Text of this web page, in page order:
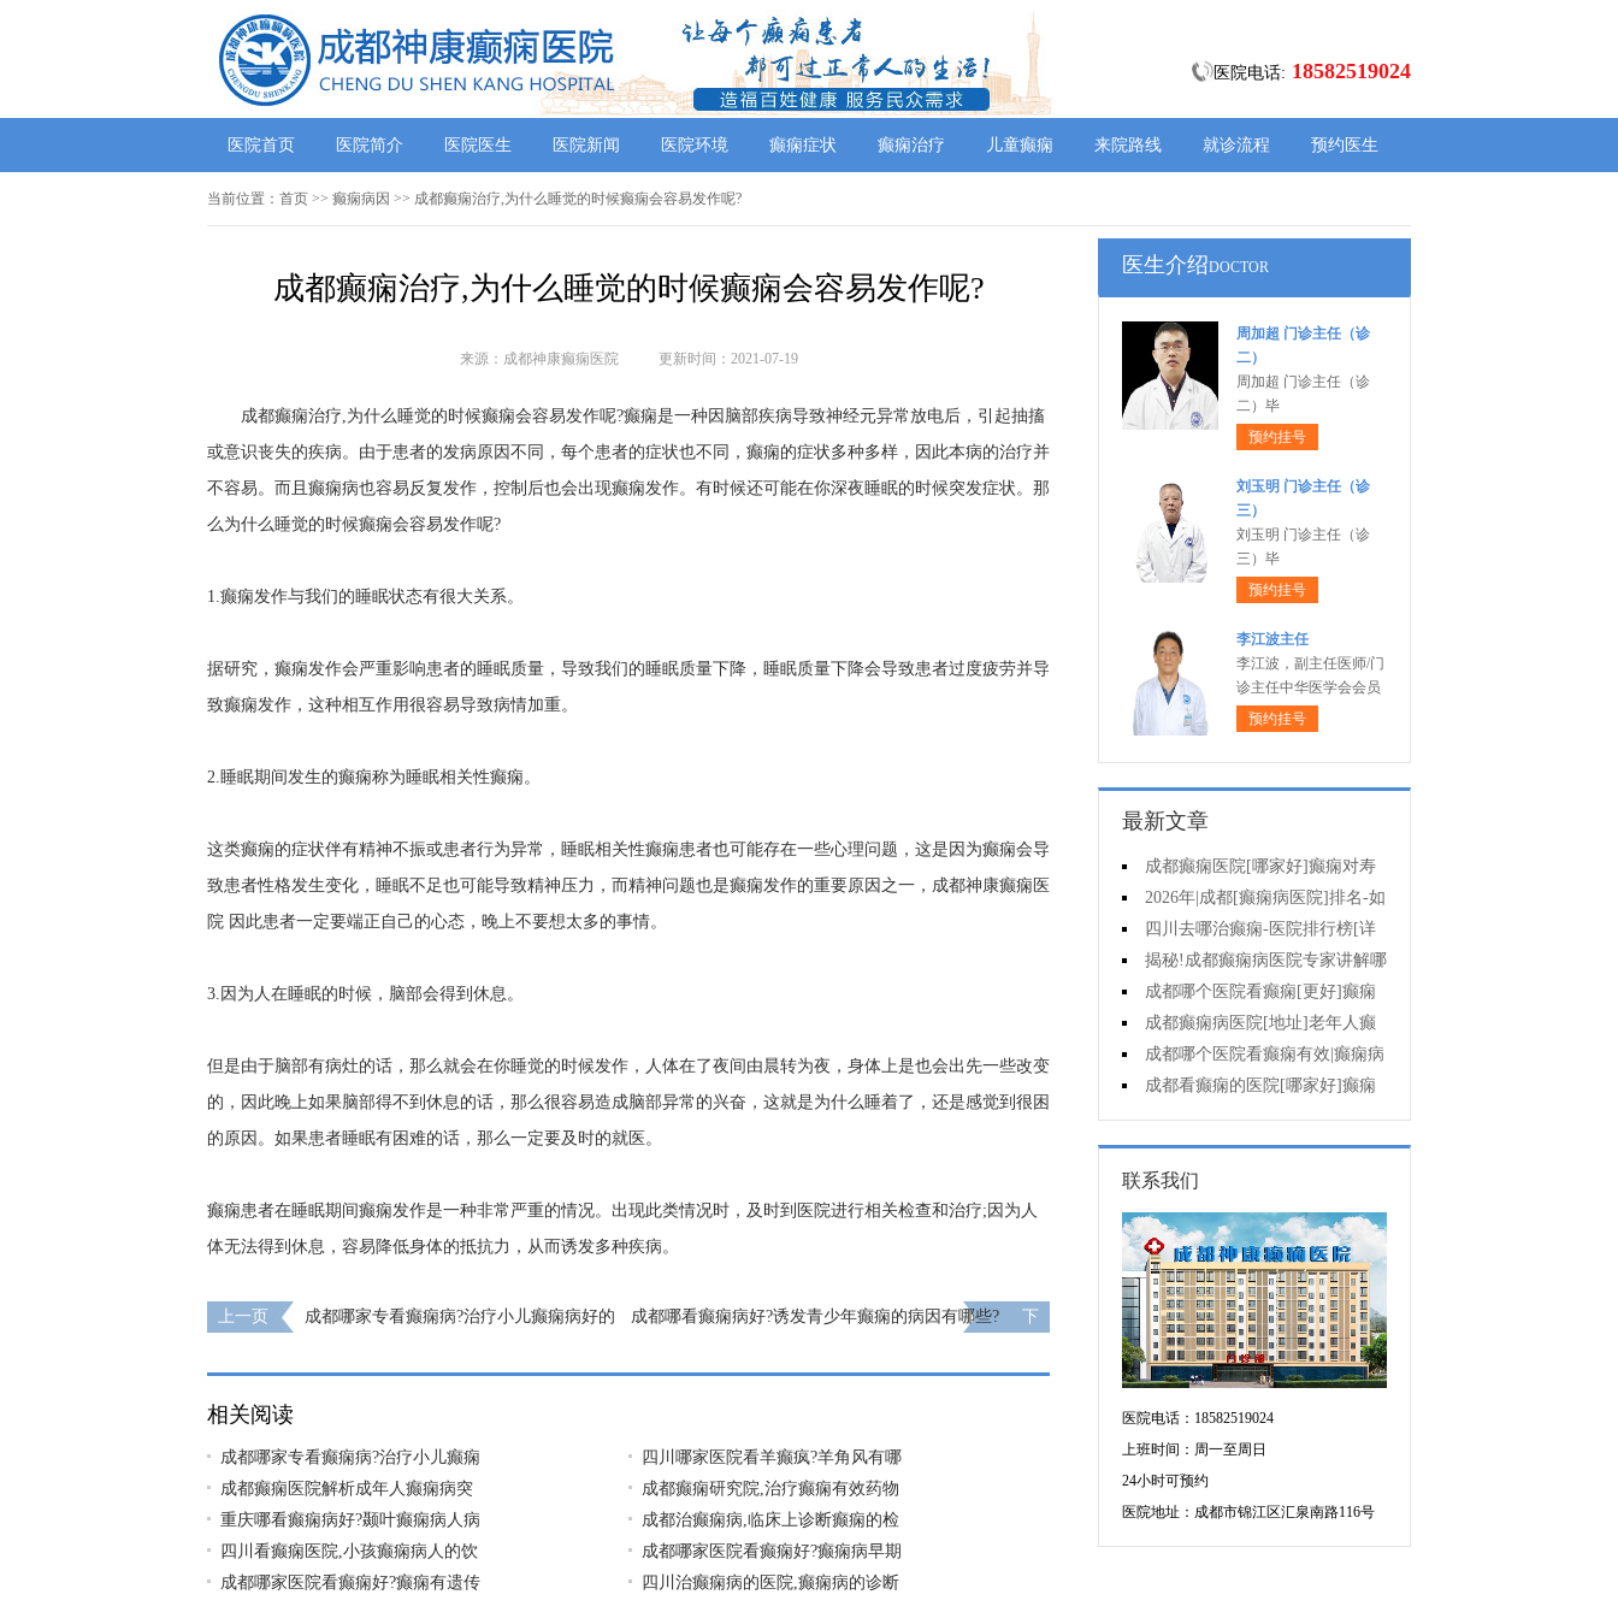
医院电话: 18582519024
医院首页 医院简介 医院医生 医院新闻 医院环境 癫痫症状 癫痫治疗 儿童癫痫 来院路线 就诊流程 预约医生
当前位置： 首页 >> 癫痫病因 >> 成都癫痫治疗,为什么睡觉的时候癫痫会容易发作呢?
成都癫痫治疗,为什么睡觉的时候癫痫会容易发作呢?
来源：成都神康癫痫医院 更新时间：2021-07-19
成都癫痫治疗,为什么睡觉的时候癫痫会容易发作呢?癫痫是一种因脑部疾病导致神经元异常放电后，引起抽搐
或意识丧失的疾病。由于患者的发病原因不同，每个患者的症状也不同，癫痫的症状多种多样，因此本病的治疗并
不容易。而且癫痫病也容易反复发作，控制后也会出现癫痫发作。有时候还可能在你深夜睡眠的时候突发症状。那
么为什么睡觉的时候癫痫会容易发作呢?
1.癫痫发作与我们的睡眠状态有很大关系。
据研究，癫痫发作会严重影响患者的睡眠质量，导致我们的睡眠质量下降，睡眠质量下降会导致患者过度疲劳并导
致癫痫发作，这种相互作用很容易导致病情加重。
2.睡眠期间发生的癫痫称为睡眠相关性癫痫。
这类癫痫的症状伴有精神不振或患者行为异常，睡眠相关性癫痫患者也可能存在一些心理问题，这是因为癫痫会导
致患者性格发生变化，睡眠不足也可能导致精神压力，而精神问题也是癫痫发作的重要原因之一， 成都神康癫痫医
院 因此患者一定要端正自己的心态，晚上不要想太多的事情。
3.因为人在睡眠的时候，脑部会得到休息。
但是由于脑部有病灶的话，那么就会在你睡觉的时候发作，人体在了夜间由晨转为夜，身体上是也会出先一些改变
的，因此晚上如果脑部得不到休息的话，那么很容易造成脑部异常的兴奋，这就是为什么睡着了，还是感觉到很困
的原因。如果患者睡眠有困难的话，那么一定要及时的就医。
癫痫患者在睡眠期间癫痫发作是一种非常严重的情况。出现此类情况时，及时到医院进行相关检查和治疗;因为人
体无法得到休息，容易降低身体的抵抗力，从而诱发多种疾病。
上一页
成都哪家专看癫痫病?治疗小儿癫痫病好的
成都哪看癫痫病好?诱发青少年癫痫的病因有哪些?
下
相关阅读
成都哪家专看癫痫病?治疗小儿癫痫
四川哪家医院看羊癫疯?羊角风有哪
成都癫痫医院解析成年人癫痫病突
成都癫痫研究院,治疗癫痫有效药物
重庆哪看癫痫病好?颞叶癫痫病人病
成都治癫痫病,临床上诊断癫痫的检
四川看癫痫医院,小孩癫痫病人的饮
成都哪家医院看癫痫好?癫痫病早期
成都哪家医院看癫痫好?癫痫有遗传
四川治癫痫病的医院,癫痫病的诊断
医生介绍DOCTOR
周加超 门诊主任（诊
二）
周加超 门诊主任（诊
二）毕
预约挂号
刘玉明 门诊主任（诊
三）
刘玉明 门诊主任（诊
三）毕
预约挂号
李江波主任
李江波，副主任医师/门
诊主任中华医学会会员
预约挂号
最新文章
成都癫痫医院[哪家好]癫痫对寿
命有影响吗?
2026年|成都[癫痫病医院]排名-如
何预防癫痫治疗走入误区?
四川去哪治癫痫-医院排行榜[详
细排名]小儿癫痫病要如何治疗?
揭秘!成都癫痫病医院专家讲解哪
些方法治疗癫痫好?
成都哪个医院看癫痫[更好]癫痫
为什么会诱发?
成都癫痫病医院[地址]老年人癫
痫平时要注意什么?
成都哪个医院看癫痫有效|癫痫病
人能熬夜吗?
成都看癫痫的医院[哪家好]癫痫
病人生活中如何护理?
联系我们
医院电话：18582519024
上班时间：周一至周日
24小时可预约
医院地址：成都市锦江区汇泉南路116号